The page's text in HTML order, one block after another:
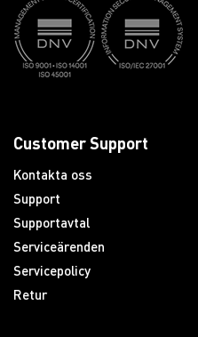
Customer Support
Kontakta oss
Support
Supportavtal
Serviceärenden
Servicepolicy
Retur